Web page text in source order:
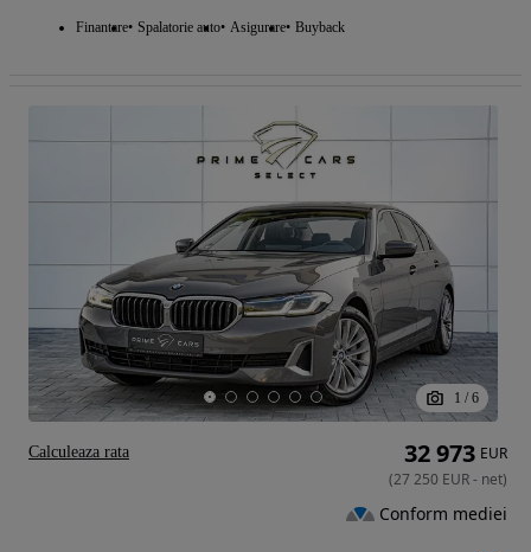
Finantare Spalatorie auto Asigurare Buyback
1 / 6
32 973 EUR
(27 250 EUR- net)
Conform mediei
Calculeaza rata